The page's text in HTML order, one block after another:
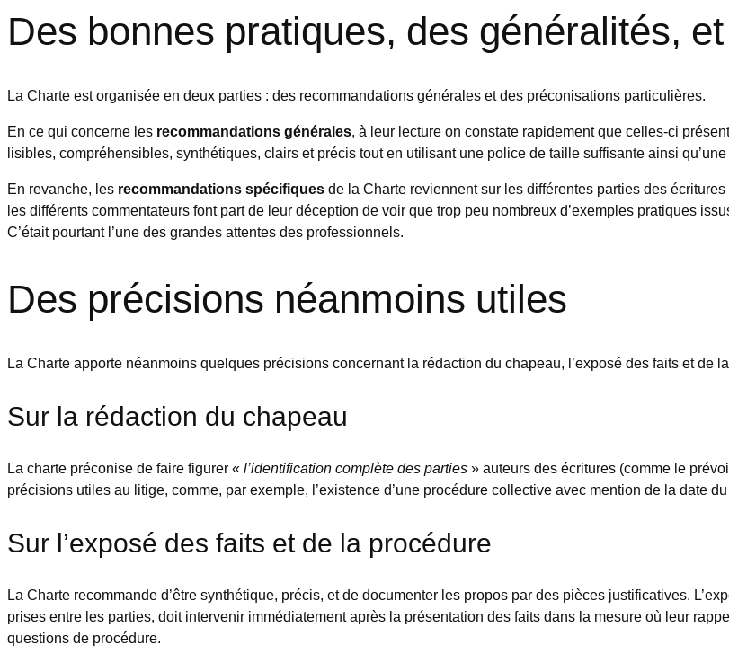
Des bonnes pratiques, des généralités,
La Charte est organisée en deux parties : des recommandations générales et des préconisations particulières.
En ce qui concerne les recommandations générales, à leur lecture on constate rapidement que celles-ci
lisibles, compréhensibles, synthétiques, clairs et précis tout en utilisant une police de taille suffisante ainsi
En revanche, les recommandations spécifiquesde la Charte reviennent sur les différentes parties des
les différents commentateurs font part de leur déception de voir que trop peu nombreux d’exemples pratiques
C’était pourtant l’une des grandes attentes des professionnels.
Des précisions néanmoins utiles
La Charte apporte néanmoins quelques précisions concernant la rédaction du chapeau, l’exposé des faits et de
Sur la rédaction du chapeau
La charte préconise de faire figurer «l’identification complète des parties» auteurs des écritures (comme le
précisions utiles au litige, comme, par exemple, l’existence d’une procédure collective avec mention de la date
Sur l’exposé des faits et de la procédure
La Charte recommande d’être synthétique, précis, et de documenter les propos par des pièces justificatives.
prises entre les parties, doit intervenir immédiatement après la présentation des faits dans la mesure où leur
questions de procédure.